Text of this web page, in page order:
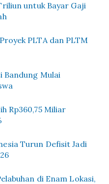
untuk Bayar Gaji
PLTA dan PLTM
Bandung Mulai
Rp360,75 Miliar
Turun Defisit Jadi
di Enam Lokasi,